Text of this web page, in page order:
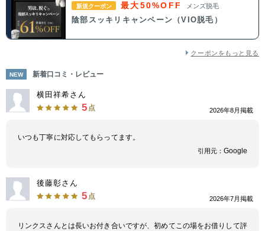
新規クーポン 最大50%OFF メンズ脱毛
陰部スッキリキャンペーン（VIO脱毛）
クーポンをもっと見る
NEW 新着口コミ・レビュー
横田祥希さん
5 点 2026年8月掲載
いつも丁寧に対応してもらってます。
引用元： Google
後藤彰さん
5 点 2026年7月掲載
リンクスさんとは長いお付き合いですが、初めてこの場をお借りして評